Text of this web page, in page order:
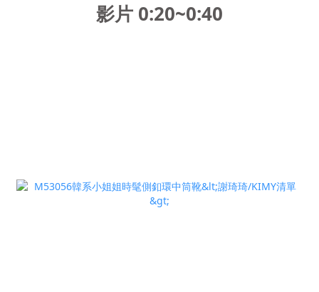
影片 0:20~0:40